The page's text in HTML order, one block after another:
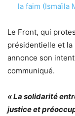
la faim (Ismaïla
Le Front, qui
présidentielle et la
annonce son
communiqué.
« La solidarité
justice et